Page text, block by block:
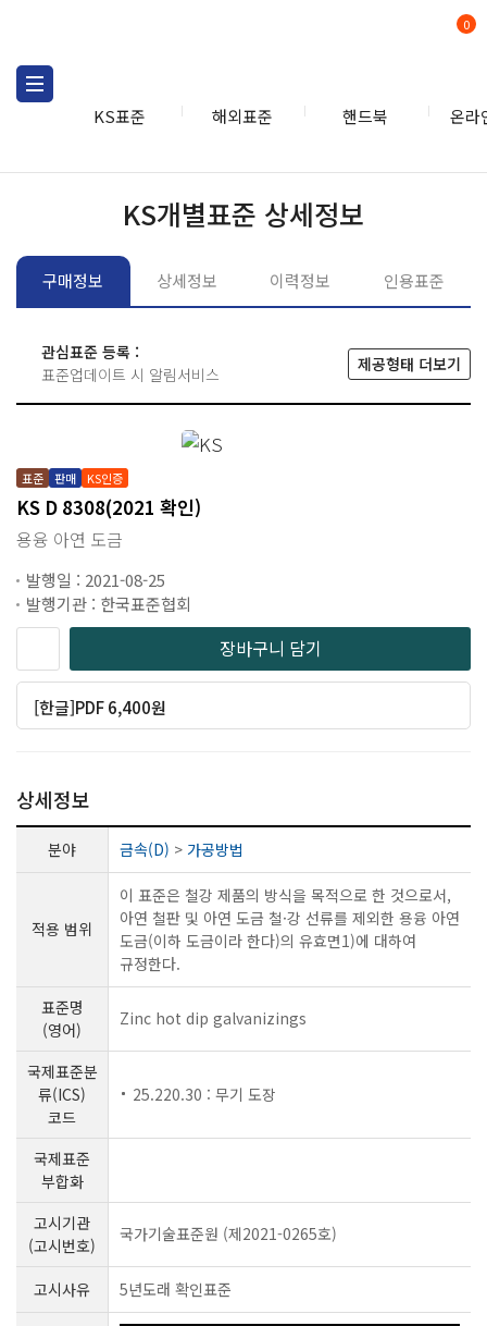
KS표준 해외표준 핸드북 온라
0
KS개별표준 상세정보
구매정보 상세정보 이력정보 인용표준
관심표준 등록 :
표준업데이트 시 알림서비스
제공형태 더보기
표준 판매 KS인증
KS D 8308(2021 확인)
용융 아연 도금
발행일 : 2021-08-25
발행기관 : 한국표준협회
장바구니 담기
[한글]PDF 6,400원
상세정보
분야 금속(D) > 가공방법
적용 범위
이 표준은 철강 제품의 방식을 목적으로 한 것으로서,
아연 철판 및 아연 도금 철·강 선류를 제외한 용융 아연
도금(이하 도금이라 한다)의 유효면1)에 대하여
규정한다.
표준명
(영어)
Zinc hot dip galvanizings
국제표준분
류(ICS)
코드
25.220.30 : 무기 도장
국제표준
부합화
고시기관
(고시번호)
국가기술표준원 (제2021-0265호)
고시사유 5년도래 확인표준